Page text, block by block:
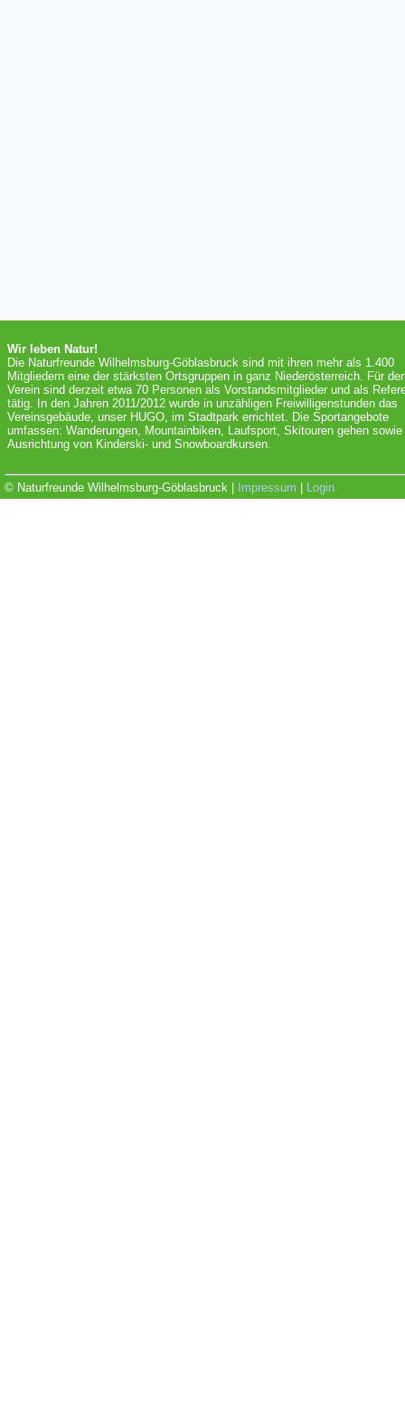
Wir leben Natur!
Die Naturfreunde Wilhelmsburg-Göblasbruck sind mit ihren mehr als 1.400
Mitgliedern eine der stärksten Ortsgruppen in ganz Niederösterreich. Für
Verein sind derzeit etwa 70 Personen als Vorstandsmitglieder und als
tätig. In den Jahren 2011/2012 wurde in unzähligen Freiwilligenstunden das
Vereinsgebäude, unser HUGO, im Stadtpark errichtet. Die Sportangebote
umfassen: Wanderungen, Mountainbiken, Laufsport, Skitouren gehen sowie
Ausrichtung von Kinderski- und Snowboardkursen.
© Naturfreunde Wilhelmsburg-Göblasbruck | Impressum Login